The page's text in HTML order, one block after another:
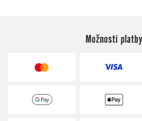
Možnosti platby